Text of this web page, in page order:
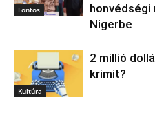
Fontos
honvédségi
Nigerbe
Kultúra
2 millió
krimit?